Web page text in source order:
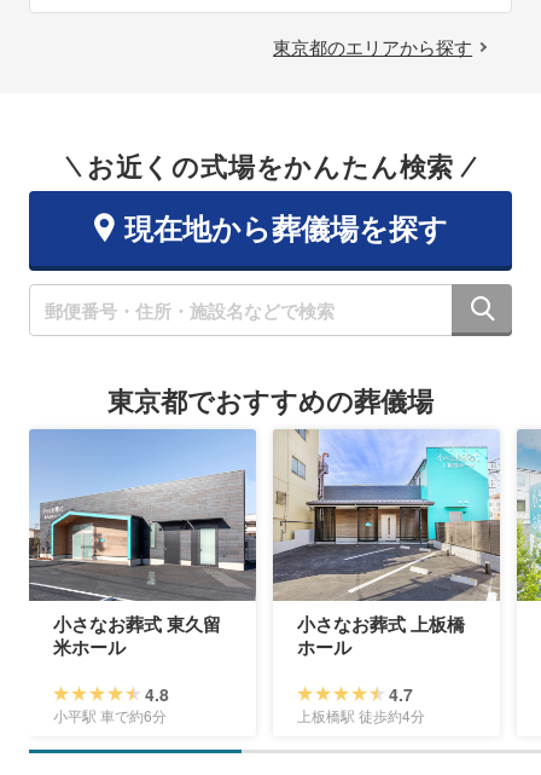
東京都のエリアから探す
お近くの式場をかんたん検索
現在地から葬儀場を探す
東京都でおすすめの葬儀場
小さなお葬式 東久留
米ホール
4.8
小平駅 車で約6分
小さなお葬式 上板橋
ホール
4.7
上板橋駅 徒歩約4分